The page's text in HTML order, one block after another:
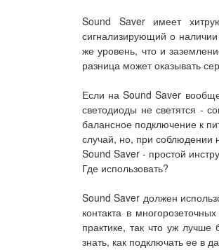
Sound Saver имеет
сигнализирующий о
же уровень, что и
разница может оказывать
Если на Sound Saver
светодиоды не светятся -
балансное подключение к
случай, но, при соблюдении
Sound Saver - простой
Где использовать?
Sound Saver должен
контакта в
практике, так что уж
знать, как подключать ее в